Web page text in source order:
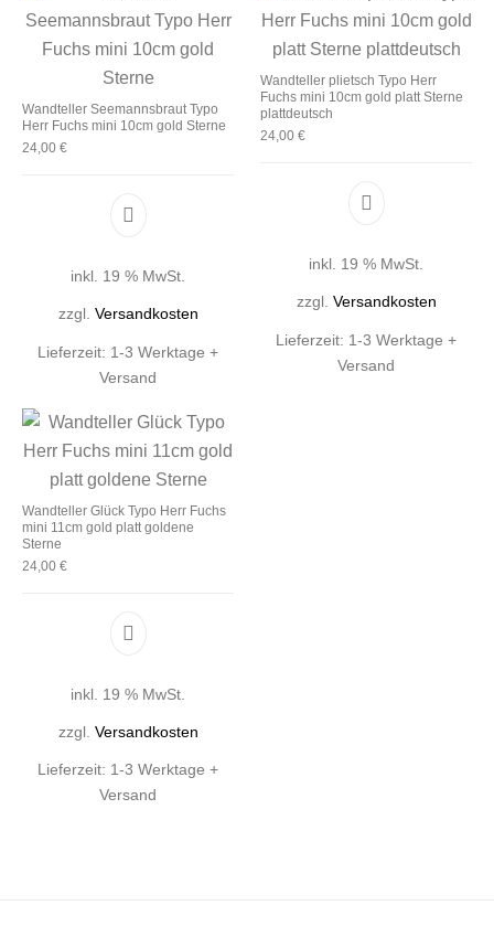
Wandteller Seemannsbraut Typo
Herr Fuchs mini 10cm gold Sterne
24,00 €
inkl. 19 % MwSt.
zzgl. Versandkosten
Lieferzeit: 1-3 Werktage +
Versand
Wandteller plietsch Typo Herr
Fuchs mini 10cm gold platt Sterne
plattdeutsch
24,00 €
inkl. 19 % MwSt.
zzgl. Versandkosten
Lieferzeit: 1-3 Werktage +
Versand
Wandteller Glück Typo Herr Fuchs
mini 11cm gold platt goldene
Sterne
24,00 €
inkl. 19 % MwSt.
zzgl. Versandkosten
Lieferzeit: 1-3 Werktage +
Versand